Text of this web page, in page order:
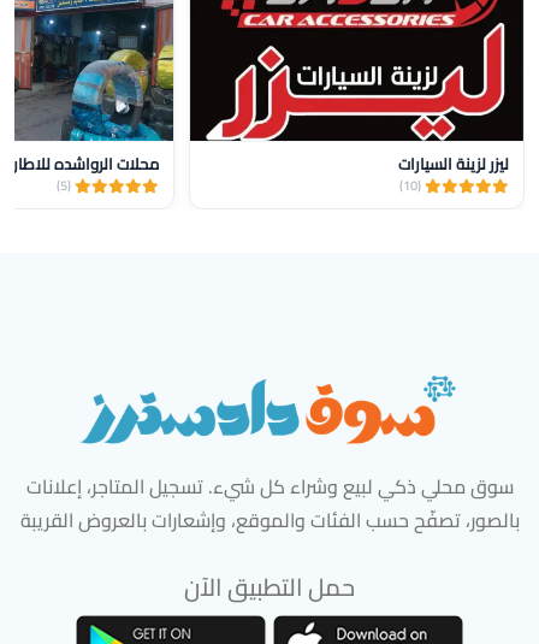
ليزر لزينة السيارات
(10)
محلات الرواشده
(5)
سوق محلي ذكي لبيع وشراء كل شيء. تسجيل المتاجر، إعلانات
بالصور، تصفّح حسب الفئات والموقع، وإشعارات بالعروض القريبة
حمل التطبيق الآن